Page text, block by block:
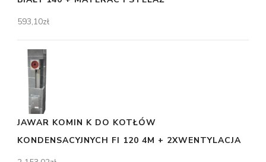
593,10zł
JAWAR KOMIN K DO KOTŁÓW
KONDENSACYJNYCH FI 120 4M + 2XWENTYLACJA